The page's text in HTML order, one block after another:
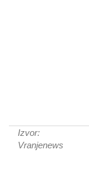
Izvor:
Vranjenews